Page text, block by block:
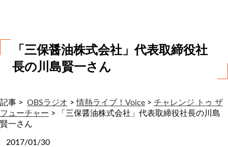
「三保醤油株式会社」代表取締役社
長の川島賢一さん
記事 > OBSラジオ >情熱ライブ！Voice > チャレンジ トゥ ザ
フューチャー >
「三保醤油株式会社」代表取締役社長の川島
賢一さん
2017/01/30